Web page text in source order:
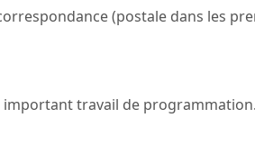
(postale dans les
important travail de programmation.